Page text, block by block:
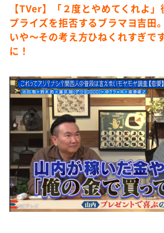
【TVer】「２度とやめてくれよ
プライズを拒否するブラマヨ吉田
いや〜その考え方ひねくれすぎで
に！